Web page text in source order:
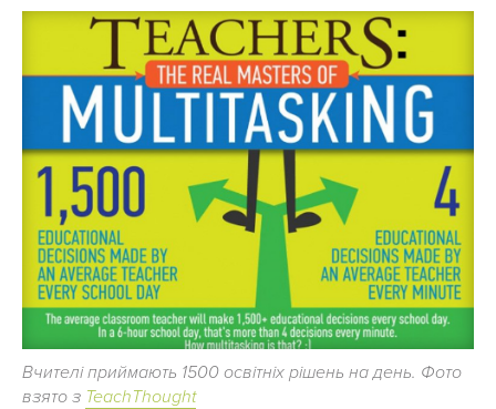
Вчителі приймають 1500 освітніх рішень на день. Фото
взято з TeachThought